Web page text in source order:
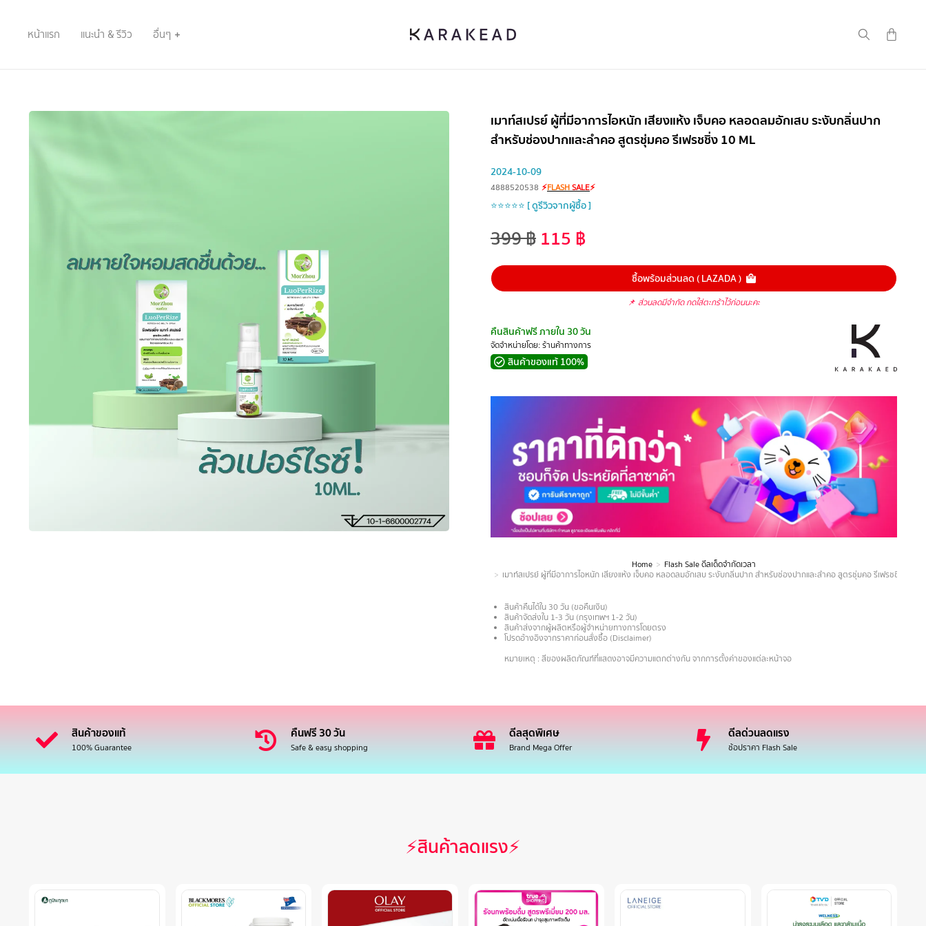
หน้าแรก แนะนำ & รีวิว อื่นๆ
เมาท์สเปรย์ ผู้ที่มีอาการไอหนัก เสียงแห้ง เจ็บคอ หลอดลมอักเสบ ระงับกลิ่นปาก
สำหรับช่องปากและลำคอ สูตรชุ่มคอ รีเฟรชชิ่ง 10 ML
2024-10-09
4888520538 ⚡FLASHSALE⚡
⭐⭐⭐⭐⭐ [ ดูรีวิวจากผู้ซื้อ ]
399฿115฿
ซื้อพร้อมส่วนลด ( LAZADA )
📌 ส่วนลดมีจำกัด กดใส่ตะกร้าไว้ก่อนนะคะ
คืนสินค้าฟรี ภายใน 30 วัน
จัดจำหน่ายโดย: ร้านค้าทางการ
สินค้าของแท้ 100%
You are here: Home
Flash Sale ดีลเด็ดจำกัดเวลา
เมาท์สเปรย์ ผู้ที่มีอาการไอหนัก เสียงแห้ง เจ็บคอ หลอดลมอักเสบ ระงับกลิ่นปาก สำหรับช่องปากและลำคอ สูตรชุ่มคอ รีเฟรชชิ่ง 10
สินค้าคืนได้ใน 30 วัน (ขอคืนเงิน)
สินค้าจัดส่งใน 1-3 วัน (กรุงเทพฯ 1-2 วัน)
สินค้าส่งจากผู้ผลิตหรือผู้จำหน่ายทางการโดยตรง
โปรดอ้างอิงจากราคาก่อนสั่งซื้อ (Disclaimer)
หมายเหตุ : สีของผลิตภัณฑ์ที่แสดงอาจมีความแตกต่างกัน จากการตั้งค่าของแต่ละหน้าจอ
สินค้าของแท้
100% Guarantee
คืนฟรี 30 วัน
Safe & easy shopping
ดีลสุดพิเศษ
Brand Mega Offer
ดีลด่วนลดแรง
ช้อปราคา Flash Sale
⚡สินค้าลดแรง⚡